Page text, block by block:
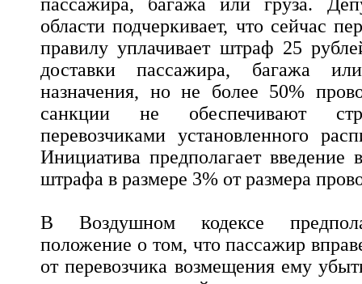
области подчеркивает, что сейчас
правилу уплачивает штраф 25
доставки пассажира, багажа
назначения, но не более 50%
санкции не обеспечивают
перевозчиками установленного
Инициатива предполагает введение
штрафа в размере 3% от размера
В Воздушном кодексе
положение о том, что пассажир
от перевозчика возмещения ему